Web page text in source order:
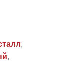
,
,